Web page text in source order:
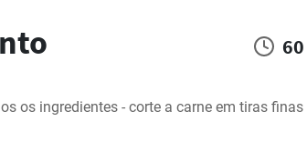
os ingredientes - corte a carne em tiras finas